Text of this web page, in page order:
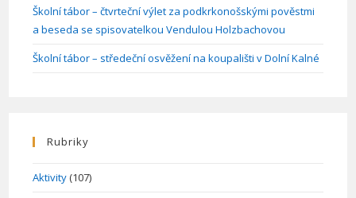
Školní tábor – čtvrteční výlet za podkrkonošskými pověstmi
a beseda se spisovatelkou Vendulou Holzbachovou
Školní tábor – středeční osvěžení na koupališti v Dolní Kalné
Rubriky
Aktivity (107)